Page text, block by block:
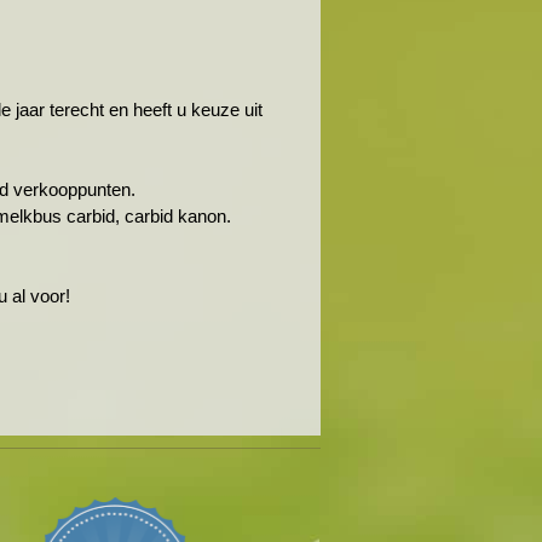
jaar terecht en heeft u keuze uit
verkooppunten.
carbid, carbid kanon.
al voor!